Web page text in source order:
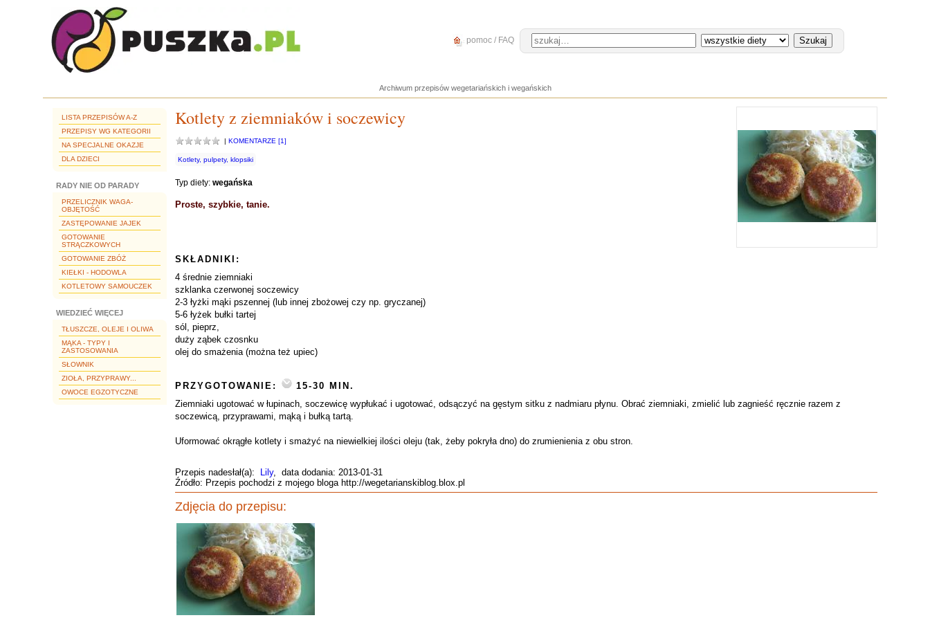
pomoc / FAQ
Archiwum przepisów wegetariańskich i wegańskich
LISTA PRZEPISÓW A-Z
PRZEPISY WG KATEGORII
NA SPECJALNE OKAZJE
DLA DZIECI
RADY NIE OD PARADY
PRZELICZNIK WAGA-
OBJĘTOŚĆ
ZASTĘPOWANIE JAJEK
GOTOWANIE
STRĄCZKOWYCH
GOTOWANIE ZBÓŻ
KIEŁKI - HODOWLA
KOTLETOWY SAMOUCZEK
WIEDZIEĆ WIĘCEJ
TŁUSZCZE, OLEJE I OLIWA
MĄKA - TYPY I
ZASTOSOWANIA
SŁOWNIK
ZIOŁA, PRZYPRAWY...
OWOCE EGZOTYCZNE
Kotlety z ziemniaków i soczewicy
| KOMENTARZE [1]
Kotlety, pulpety, klopsiki
Typ diety: wegańska
Proste, szybkie, tanie.
SKŁADNIKI:
4 średnie ziemniaki
szklanka czerwonej soczewicy
2-3 łyżki mąki pszennej (lub innej zbożowej czy np. gryczanej)
5-6 łyżek bułki tartej
sól, pieprz,
duży ząbek czosnku
olej do smażenia (można też upiec)
PRZYGOTOWANIE:
15-30 MIN.
Ziemniaki ugotować w łupinach, soczewicę wypłukać i ugotować, odsączyć na gęstym sitku z nadmiaru płynu. Obrać ziemniaki, zmielić lub zagnieść ręcznie razem z
soczewicą, przyprawami, mąką i bułką tartą.
Uformować okrągłe kotlety i smażyć na niewielkiej ilości oleju (tak, żeby pokryła dno) do zrumienienia z obu stron.
Przepis nadesłał(a): Lily, data dodania: 2013-01-31
Źródło: Przepis pochodzi z mojego bloga http://wegetarianskiblog.blox.pl
Zdjęcia do przepisu: